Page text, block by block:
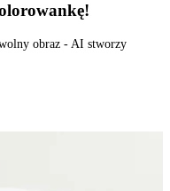
obraz - AI stworzy